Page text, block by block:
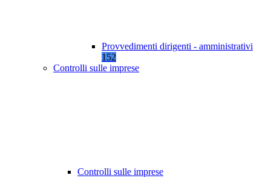
Provvedimenti dirigenti - amministrativi
152
Controlli sulle imprese
Controlli sulle imprese